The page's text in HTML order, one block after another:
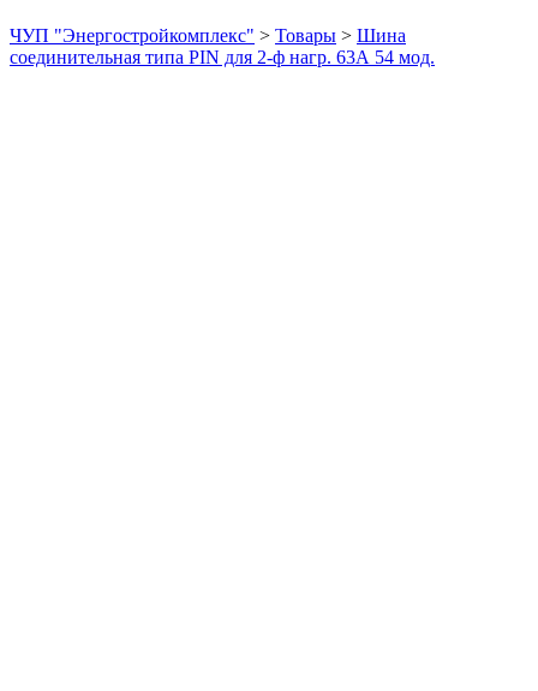
ЧУП "Энергостройкомплекс" > Товары > Шина
соединительная типа PIN для 2-ф нагр. 63А 54 мод.